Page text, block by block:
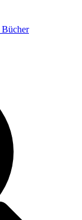
Bücher